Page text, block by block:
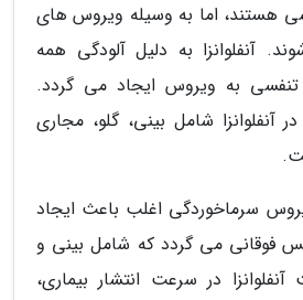
هستند، اما به وسیله ویروس های
آنفلوانزا به دلیل آلودگی همه
به ویروس ایجاد می گردد.
آنفلوانزا شامل بینی، گلو، مجاری
سرماخوردگی اغلب باعث ایجاد
فوقانی می گردد که شامل بینی و
در سرعت انتشار بیماری،